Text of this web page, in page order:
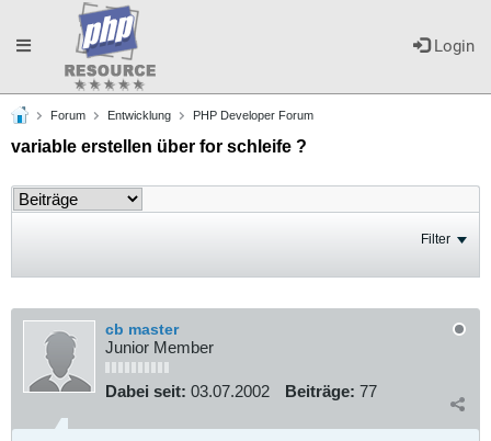
Login
Toggle
navigation
Forum Entwicklung PHP Developer Forum
variable erstellen über for schleife ?
Filter
cb master
Junior Member
Dabei seit: 03.07.2002 Beiträge: 77